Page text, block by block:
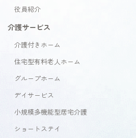
役員紹介
介護サービス
介護付きホーム
住宅型有料老人ホーム
グループホーム
デイサービス
小規模多機能型居宅介護
ショートステイ